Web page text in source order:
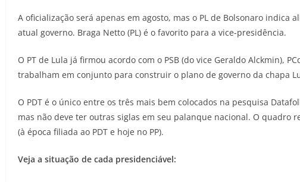
A oficialização será apenas em agosto, mas o PL de Bolsonaro indica
atual governo. Braga Netto (PL) é o favorito para a vice-presidência.
O PT de Lula já firmou acordo com o PSB (do vice Geraldo Alckmin),
trabalham em conjunto para construir o plano de governo da chapa
O PDT é o único entre os três mais bem colocados na pesquisa
mas não deve ter outras siglas em seu palanque nacional. O quadro
(à época filiada ao PDT e hoje no PP).
Veja a situação de cada presidenciável: